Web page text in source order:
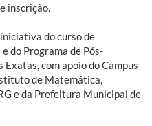
inscrição.
do curso de
do Programa de Pós-
com apoio do Campus
de Matemática,
e da Prefeitura Municipal de